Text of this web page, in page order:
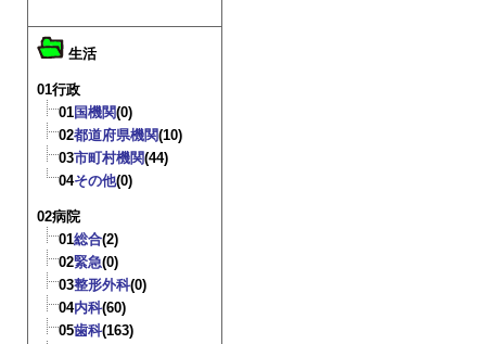
生活
01行政
01国機関(0)
02都道府県機関(10)
03市町村機関(44)
04その他(0)
02病院
01総合(2)
02緊急(0)
03整形外科(0)
04内科(60)
05歯科(163)